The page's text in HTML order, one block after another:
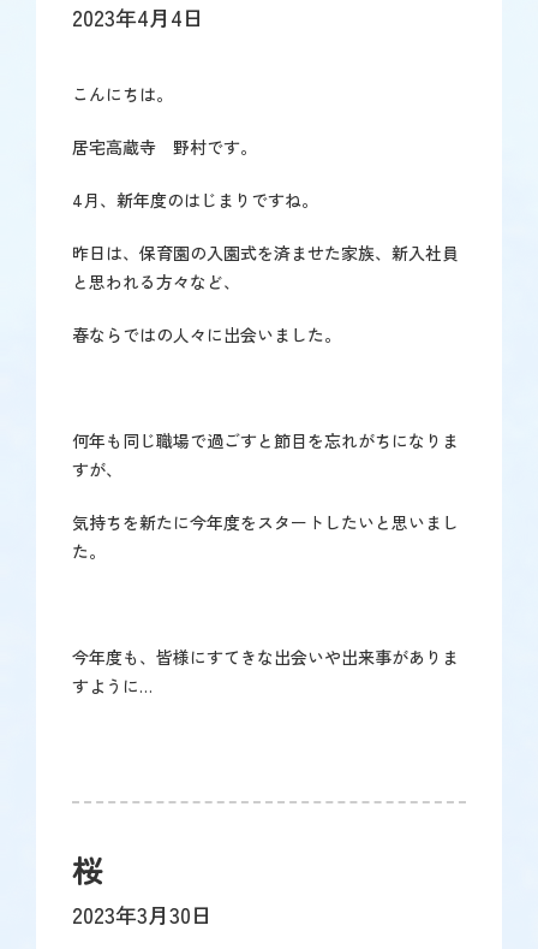
2023年4月4日
こんにちは。
居宅高蔵寺 野村です。
4月、新年度のはじまりですね。
昨日は、保育園の入園式を済ませた家族、新入社員
と思われる方々など、
春ならではの人々に出会いました。
何年も同じ職場で過ごすと節目を忘れがちになりま
すが、
気持ちを新たに今年度をスタートしたいと思いまし
た。
今年度も、皆様にすてきな出会いや出来事がありま
すように…
桜
2023年3月30日